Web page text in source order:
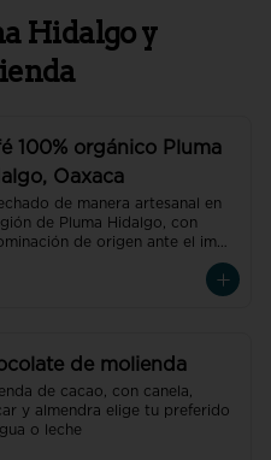
Hidalgo y
100% orgánico Pluma
Oaxaca
de manera artesanal en
de Pluma Hidalgo, con
de origen ante el impi,
de molienda
de cacao, con canela,
y almendra elige tu preferido
o leche